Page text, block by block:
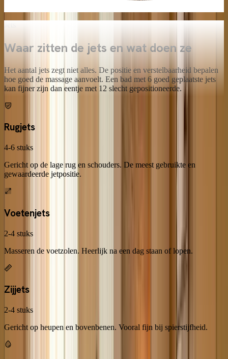
Waar zitten de jets en wat doen ze
Het aantal jets zegt niet alles. De positie en verstelbaarheid bepalen
hoe goed de massage aanvoelt. Een bad met 6 goed geplaatste jets
kan fijner zijn dan eentje met 12 slecht gepositioneerde.
Rugjets
4-6 stuks
Gericht op de lage rug en schouders. De meest gebruikte en
gewaardeerde jetpositie.
Voetenjets
2-4 stuks
Masseren de voetzolen. Heerlijk na een dag staan of lopen.
Zijjets
2-4 stuks
Gericht op heupen en bovenbenen. Vooral fijn bij spierstijfheid.